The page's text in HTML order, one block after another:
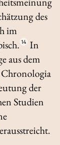
des
im
14 In
aus dem
Chronologia
der
Studien